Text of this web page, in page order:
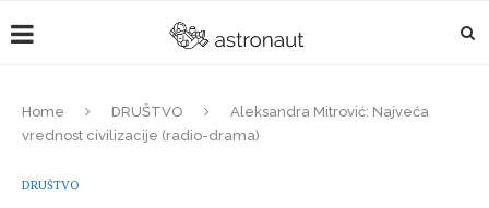
Home DRUŠTVO
Aleksandra Mitrović: Najveća
vrednost civilizacije (radio-drama)
DRUŠTVO